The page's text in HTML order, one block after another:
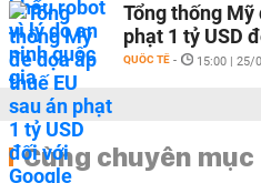
Tổng thống Mỹ
phạt 1 tỷ USD
QUỐC TẾ - 15:00 | 25/
Cùng chuyên mục